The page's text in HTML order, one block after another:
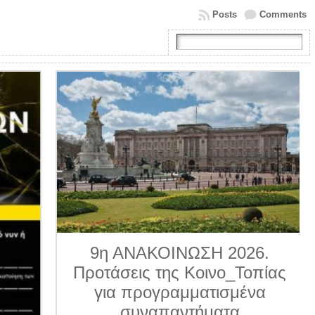
Comments
Posts
9η ΑΝΑΚΟΙΝΩΣΗ 2026.
Προτάσεις της Κοινο_Τοπίας
για προγραμματισμένα